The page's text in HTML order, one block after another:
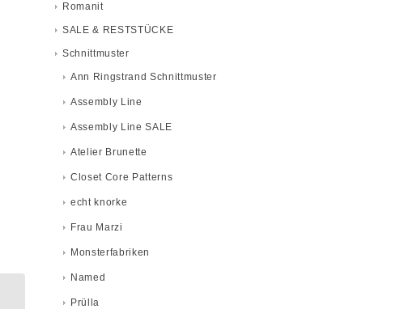
Romanit
SALE & RESTSTÜCKE
Schnittmuster
Ann Ringstrand Schnittmuster
Assembly Line
Assembly Line SALE
Atelier Brunette
Closet Core Patterns
echt knorke
Frau Marzi
Monsterfabriken
Named
Prülla